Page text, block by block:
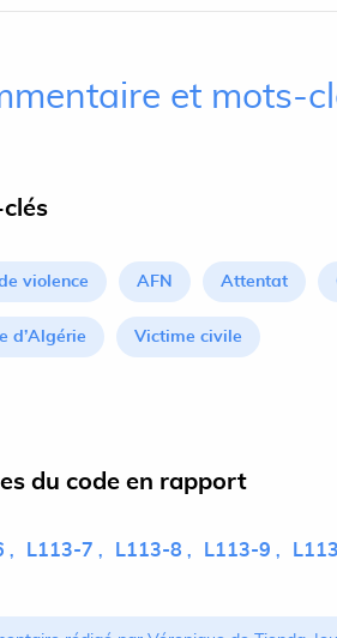
et mots-
violence AFN Attentat
d’Algérie Victime civile
du code en rapport
L113-7 L113-8 L113-9